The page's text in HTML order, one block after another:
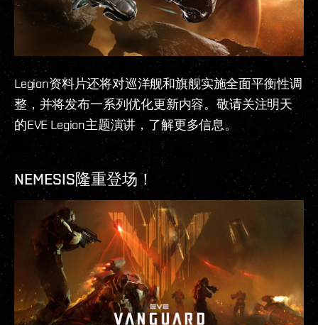
Legion资料片还将对巡洋舰和旗舰实施全面平衡性调
整，并将发布一系列优化更新内容。敬请关注明天
的EVE Legion主题演讲，了解更多信息。
NEMESIS隆重登场！